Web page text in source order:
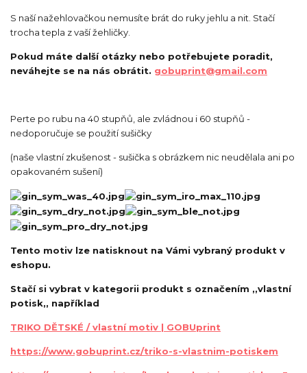
S naší nažehlovačkou nemusíte brát do ruky jehlu a nit. Stačí
trocha tepla z vaší žehličky.
Pokud máte další otázky nebo potřebujete poradit,
neváhejte se na nás obrátit. gobuprint@gmail.com
Perte po rubu na 40 stupňů, ale zvládnou i 60 stupňů -
nedoporučuje se použití sušičky
(naše vlastní zkušenost - sušička s obrázkem nic neudělala ani po
opakovaném sušení)
Tento motiv lze natisknout na Vámi vybraný produkt v
eshopu.
Stačí si vybrat v kategorii produkt s označením ,,vlastní
potisk,, například
TRIKO DĚTSKÉ / vlastní motiv | GOBUprint
https://www.gobuprint.cz/triko-s-vlastnim-potiskem